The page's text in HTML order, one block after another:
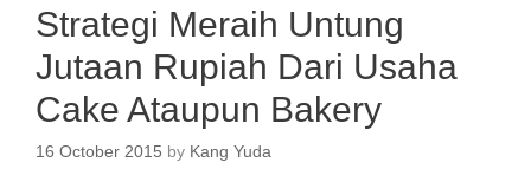
Strategi Meraih Untung
Jutaan Rupiah Dari Usaha
Cake Ataupun Bakery
16 October 2015 by Kang Yuda